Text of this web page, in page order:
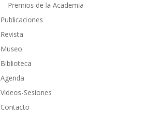
Premios de la Academia
Publicaciones
Revista
Museo
Biblioteca
Agenda
Videos-Sesiones
Contacto